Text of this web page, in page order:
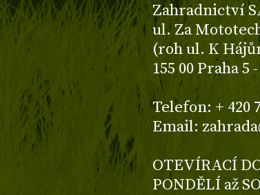
Zahradnictví
ul. Za
(roh ul. K
155 00 Praha 5
Telefon: + 420
Email:
OTEVÍRACÍ
PONDĚLÍ až